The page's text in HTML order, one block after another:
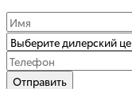
Отправить